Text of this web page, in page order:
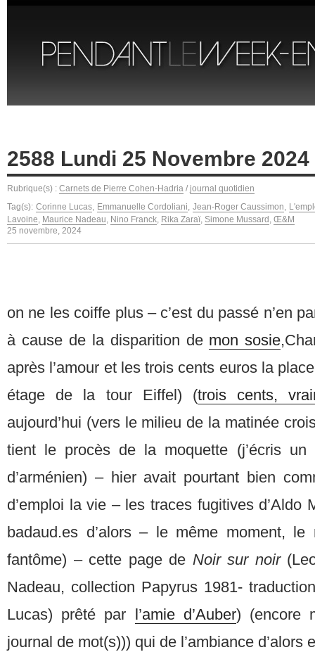
2588 Lundi 25 Novembre
Rubrique(s) : Carnets de Pierre Cohen-Hadria / journal quotidien
Tag(s): Corinne Lucas, Emmanuelle Cordoliani, Jean-Roger Caussimon,
Lavoine, Maurice Nadeau, Nino Franck, Rika Zaraï, Simone Mussard , Œ&M
25 novembre, 2024
on ne les coiffe plus – c’est du passé n’en
à cause de la disparition de mon sosie
après l’amour et les trois cents euros la
étage de la tour Eiffel) (trois cents,
aujourd’hui (vers le milieu de la matinée
tient le procès de la moquette (j’écris
d’arménien) – hier avait pourtant bien
d’emploi la vie – les traces fugitives d’Aldo
badaud.es d’alors – le même moment,
fantôme) – cette page de Noir sur noir
Nadeau, collection Papyrus 1981-
Lucas) prêté par
l’amie d’Auber) (encore
journal de mot(s))) qui de l’ambiance d’alors